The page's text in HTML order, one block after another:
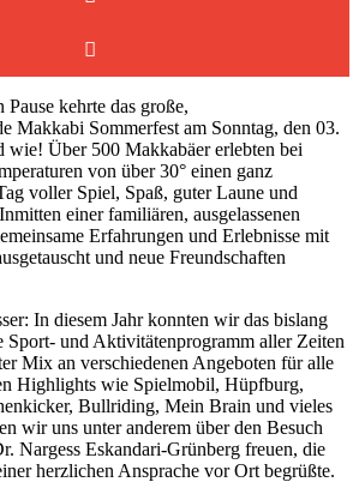
kehrte das große,
Makkabi Sommerfest am Sonntag, den 03.
wie! Über 500 Makkabäer erlebten bei
von über 30° einen ganz
voller Spiel, Spaß, guter Laune und
einer familiären, ausgelassenen
Erfahrungen und Erlebnisse mit
und neue Freundschaften
In diesem Jahr konnten wir das bislang
Sport- und Aktivitätenprogramm aller Zeiten
Mix an verschiedenen Angeboten für alle
Highlights wie Spielmobil, Hüpfburg,
Bullriding, Mein Brain und vieles
wir uns unter anderem über den Besuch
Nargess Eskandari-Grünberg freuen, die
herzlichen Ansprache vor Ort begrüßte.